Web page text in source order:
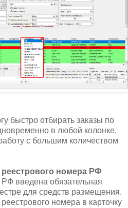
быстро отбирать заказы по
в любой колонке,
с большим количеством
номера РФ
введена обязательная
для средств размещения.
номера в карточку